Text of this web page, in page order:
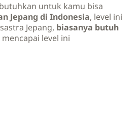
untuk kamu bisa
Jepang di Indonesia, level ini
Jepang, biasanya butuh
level ini